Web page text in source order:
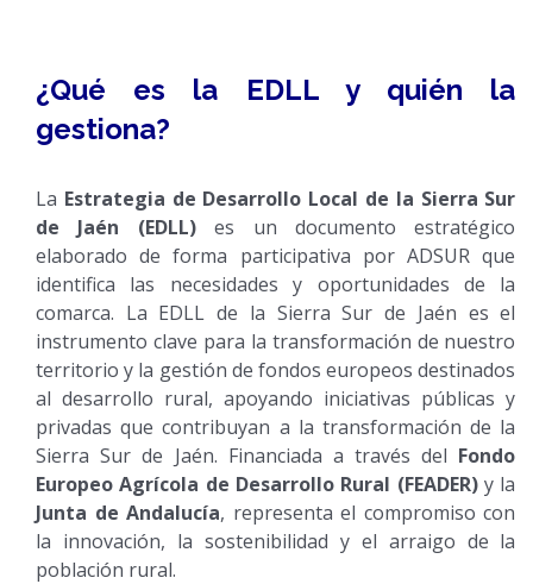
¿Qué es la EDLL y quién la
gestiona?
La Estrategia de Desarrollo Local de la Sierra Sur
de Jaén (EDLL)es un documento estratégico
elaborado de forma participativa por ADSUR que
identifica las necesidades y oportunidades de la
comarca. La EDLL de la Sierra Sur de Jaén es el
instrumento clave para la transformación de nuestro
territorio y la gestión de fondos europeos destinados
al desarrollo rural, apoyando iniciativas públicas y
privadas que contribuyan a la transformación de la
Sierra Sur de Jaén. Financiada a través del Fondo
Europeo Agrícola de Desarrollo Rural (FEADER)y la
Junta de Andalucía, representa el compromiso con
la innovación, la sostenibilidad y el arraigo de la
población rural.